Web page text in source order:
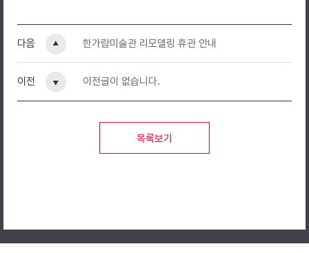
지원자격
- 학력, 전공, 성별 무관하며 20세 이상인 자
- 23개월 지속근무 및 평일, 주말, 공휴일 근무 가능자 (개별 사정에 따
다음 한가람미술관 리모델링 휴관 안내
이전 이전글이 없습니다.
목록보기